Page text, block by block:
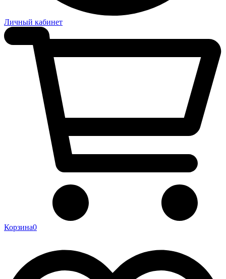
Личный кабинет
Корзина0